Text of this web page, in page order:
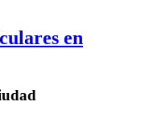
en